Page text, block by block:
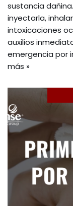
sustancia
inyectarla,
intoxicaciones
auxilios
emergencia por
más »